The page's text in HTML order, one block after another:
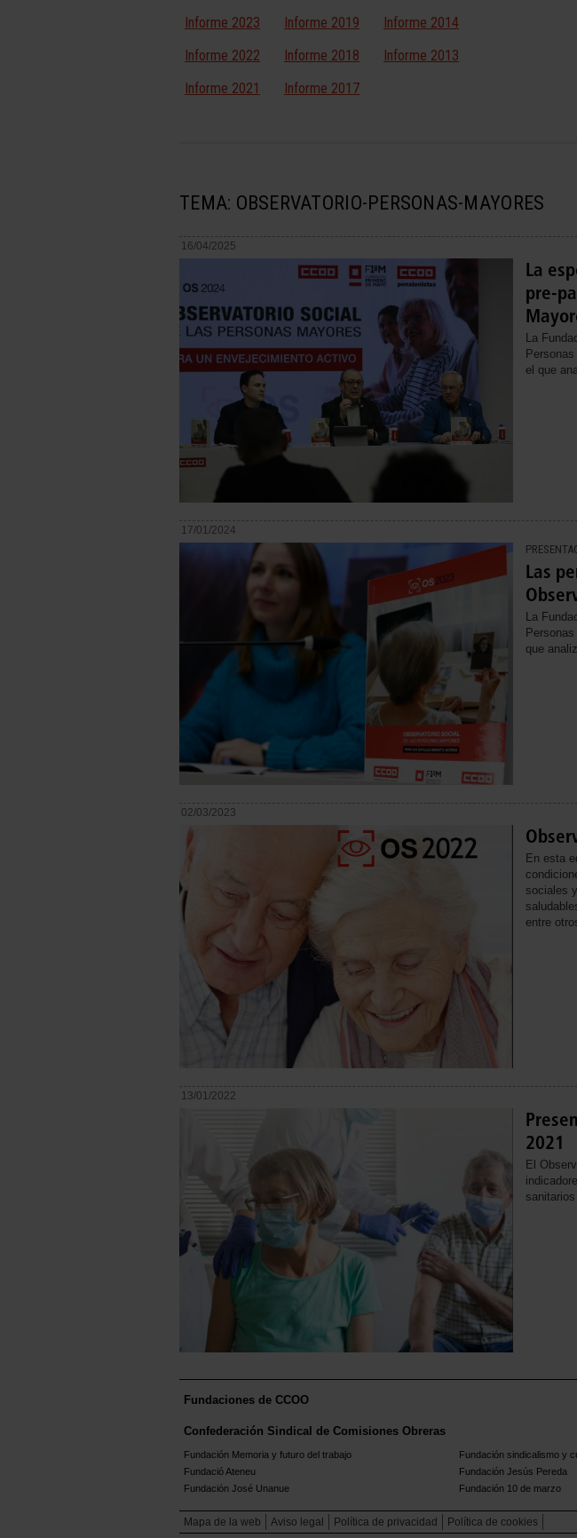
Informe 2023
Informe 2019
Informe 2014
Informe 2022
Informe 2018
Informe 2013
Informe 2021
Informe 2017
TEMA: OBSERVATORIO-PERSONAS-MAYORES
16/04/2025
La
pre-
La
el que
17/01/2024
Las
La
que
02/03/2023
En esta
sociales
entre
13/01/2022
2021
El
Fundaciones de CCOO
Confederación Sindical de Comisiones Obreras
Fundación Memoria y futuro del trabajo Fundación sindicalismo y
Fundació Ateneu
Fundación Jesús Pereda
Fundación José Unanue
Fundación 10 de marzo
Mapa de la web Aviso legal Política de privacidad Política de cookies